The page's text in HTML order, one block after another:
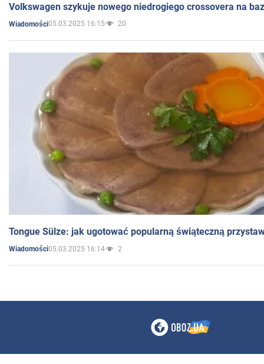
Volkswagen szykuje nowego niedrogiego crossovera na
Wiadomości05.03.2025 16:15 20
Tongue Sülze: jak ugotować popularną świąteczną
Wiadomości05.03.2025 16:14 2